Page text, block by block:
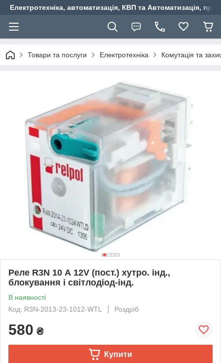
Електротехніка, автоматизація, КВП та Автоматизація,
Товари та послуги Електротехніка Комутація та
Реле R3N 10 А 12V (пост.) хутро. інд.,
блокування і світлодіод-інд.
В наявності
Код: R3N-2013-23-1012-WTL
Роздріб
580 ₴
Купити